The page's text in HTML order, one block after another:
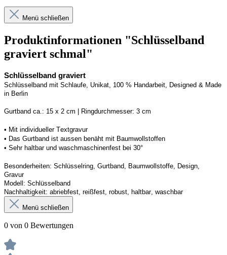
Menü schließen
Produktinformationen "Schlüsselband
graviert schmal"
Schlüsselband graviert
Schlüsselband mit Schlaufe, Unikat, 100 % Handarbeit, Designed & Made
in Berlin
Gurtband ca.: 15 x 2 cm | Ringdurchmesser: 3 cm
• Mit individueller Textgravur
• Das Gurtband ist aussen benäht mit Baumwollstoffen
• Sehr haltbar und waschmaschinenfest bei 30°
Besonderheiten: Schlüsselring, Gurtband, Baumwollstoffe, Design,
Gravur
Modell: Schlüsselband
Nachhaltigkeit: abriebfest, reißfest, robust, haltbar, waschbar
Menü schließen
0 von 0 Bewertungen